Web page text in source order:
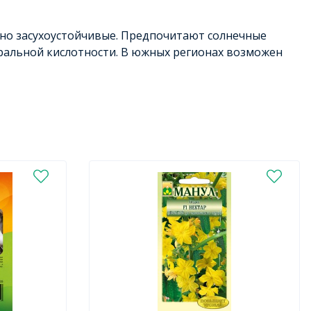
засухоустойчивые. Предпочитают солнечные
кислотности. В южных регионах возможен